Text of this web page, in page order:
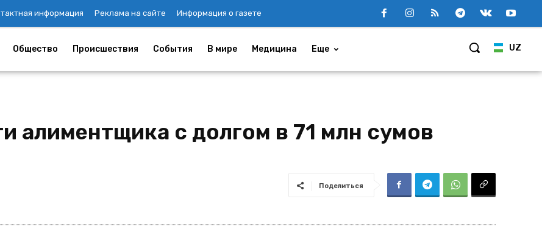
информация Реклама на сайте Информация о газете
UZ
Общество Происшествия События В мире Медицина Еще
алиментщика с долгом в 71 млн сумов
Поделиться